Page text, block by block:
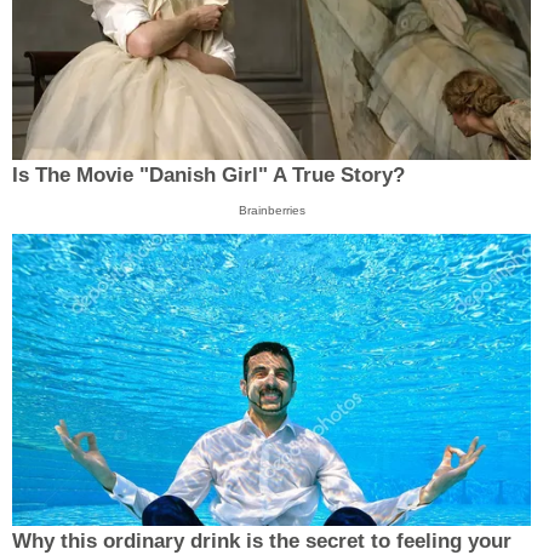
Is The Movie "Danish Girl" A True Story?
Brainberries
Why this ordinary drink is the secret to feeling your